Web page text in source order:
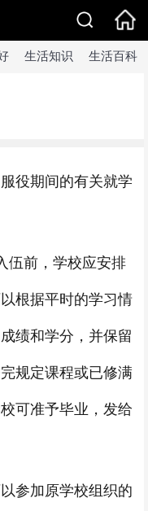
生活知识 生活百科
役期间的有关就学
伍前，学校应安排
根据平时的学习情
绩和学分，并保留
规定课程或已修满
可准予毕业，发给
参加原学校组织的